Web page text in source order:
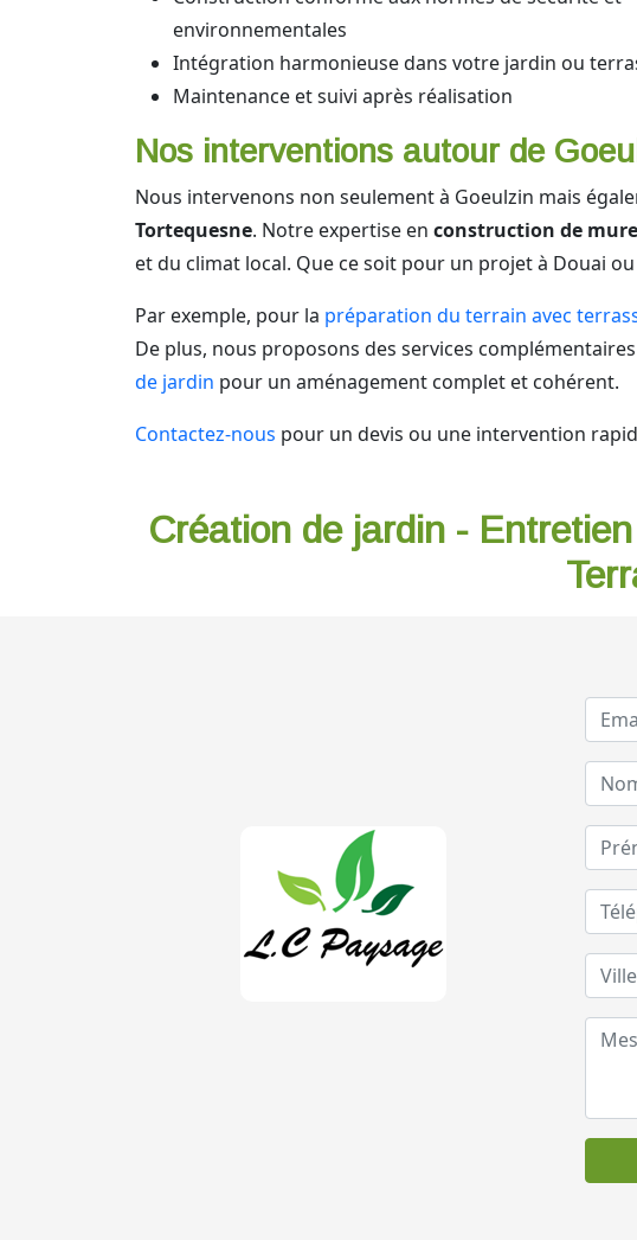
environnementales
Intégration harmonieuse dans votre jardin ou
Maintenance et suivi après réalisation
Nos interventions autour de
Nous intervenons non seulement à Goeulzin mais
Tortequesne. Notre expertise en construction de
et du climat local. Que ce soit pour un projet à Douai
Par exemple, pour la préparation du terrain avec
De plus, nous proposons des services
de jardin pour un aménagement complet et cohérent.
Contactez-nous pour un devis ou une intervention
Création de jardin -